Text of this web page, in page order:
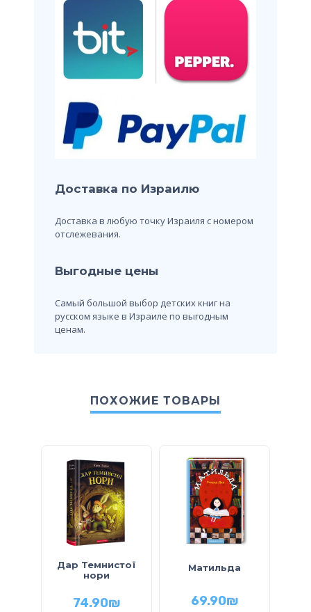
Доставка по Израилю
Доставка в любую точку Израиля с номером
отслежевания.
Выгодные цены
Самый большой выбор детских книг на
русском языке в Израиле по выгодным
ценам.
ПОХОЖИЕ ТОВАРЫ
Дар Темнистої
нори
74.90₪
Матильда
69.90₪